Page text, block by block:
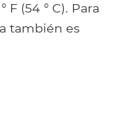
F (54 ° C). Para
también es